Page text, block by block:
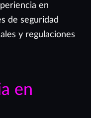
en
de seguridad
y regulaciones
en